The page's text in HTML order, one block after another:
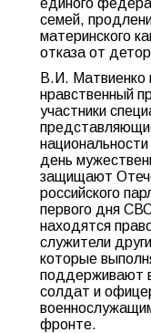
единого
семей,
материнского
отказа от
В.И. Матвиенко
нравственный
участники
день
защищают
российского
первого дня
находятся
служители
которые
поддерживают
солдат и
фронте.